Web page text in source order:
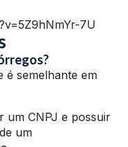
7U
é semelhante em
um CNPJ e possuir
um